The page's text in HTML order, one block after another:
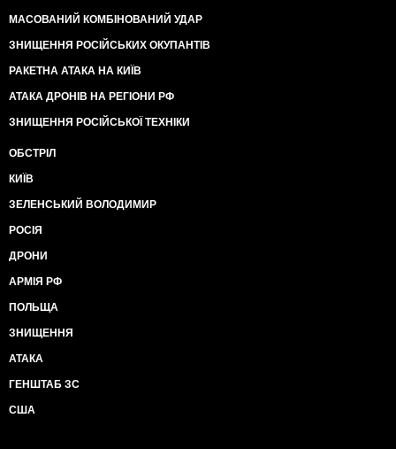
МАСОВАНИЙ КОМБІНОВАНИЙ УДАР
ЗНИЩЕННЯ РОСІЙСЬКИХ ОКУПАНТІВ
РАКЕТНА АТАКА НА КИЇВ
АТАКА ДРОНІВ НА РЕГІОНИ РФ
ЗНИЩЕННЯ РОСІЙСЬКОЇ ТЕХНІКИ
ОБСТРІЛ
КИЇВ
ЗЕЛЕНСЬКИЙ ВОЛОДИМИР
РОСІЯ
ДРОНИ
АРМІЯ РФ
ПОЛЬЩА
ЗНИЩЕННЯ
АТАКА
ГЕНШТАБ ЗС
США